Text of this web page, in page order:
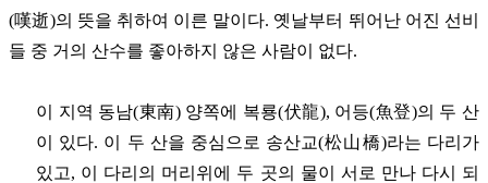
(嘆逝)의 뜻을 취하여 이른 말이다. 옛날부터 뛰어난 어진 선비
들 중 거의 산수를 좋아하지 않은 사람이 없다.
이 지역 동남(東南) 양쪽에 복룡(伏龍), 어등(魚登)의 두 산
이 있다. 이 두 산을 중심으로 송산교(松山橋)라는 다리가
있고, 이 다리의 머리위에 두 곳의 물이 서로 만나 다시 되